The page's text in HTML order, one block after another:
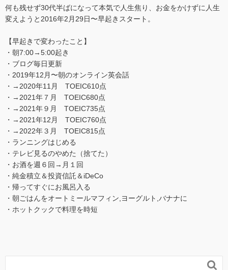
何も残せず30代半ばになって本気で人生焦り、お金をかけずに人生
変えようと2016年2月29日〜早起きスタート。
【早起きで変わったこと】
・朝7:00→5:00起き
・ブログ毎日更新
・2019年12月〜朝のオンライン英会話
・→2020年11月 TOEIC610点
・→2021年７月 TOEIC680点
・→2021年９月 TOEIC735点
・→2021年12月 TOEIC760点
・→2022年３月 TOEIC815点
・ランニングはじめる
・テレビ見るのやめた（捨てた）
・お酒を週６回→月１回
・純金積立＆投資信託＆iDeCo
・帰ってすぐにお風呂入る
・朝ごはんをオートミールマフィン,ヨーグルト,バナナに
・ホットクックで料理を時短
